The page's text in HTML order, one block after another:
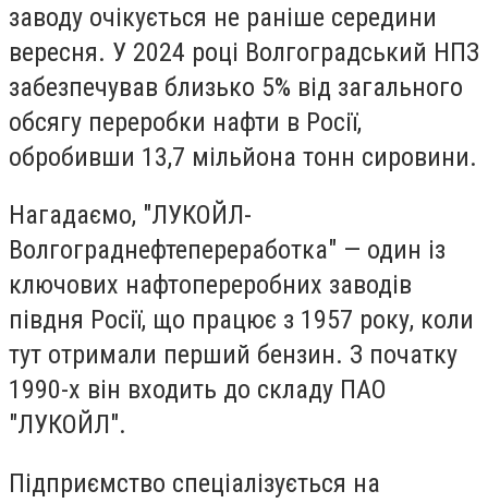
заводу очікується не раніше середини
вересня. У 2024 році Волгоградський НПЗ
забезпечував близько 5% від загального
обсягу переробки нафти в Росії,
обробивши 13,7 мільйона тонн сировини.
Нагадаємо, "ЛУКОЙЛ-
Волгограднефтепереработка" — один із
ключових нафтопереробних заводів
півдня Росії, що працює з 1957 року, коли
тут отримали перший бензин. З початку
1990-х він входить до складу ПАО
"ЛУКОЙЛ".
Підприємство спеціалізується на